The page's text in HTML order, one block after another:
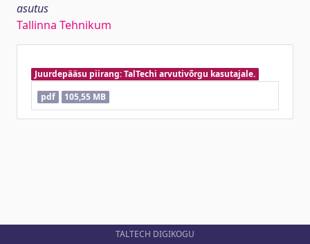
asutus
Tallinna Tehnikum
Juurdepääsu piirang: TalTechi arvutivõrgu kasutajale.
pdf
105,55 MB
TALTECH DIGIKOGU